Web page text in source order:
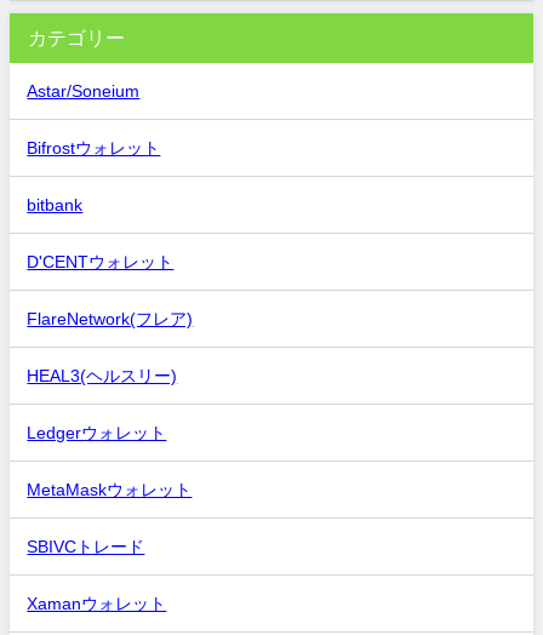
カテゴリー
Astar/Soneium
Bifrostウォレット
bitbank
D'CENTウォレット
FlareNetwork(フレア)
HEAL3(ヘルスリー)
Ledgerウォレット
MetaMaskウォレット
SBIVCトレード
Xamanウォレット